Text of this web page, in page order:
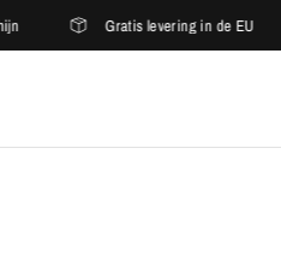
Gratis levering in de EU